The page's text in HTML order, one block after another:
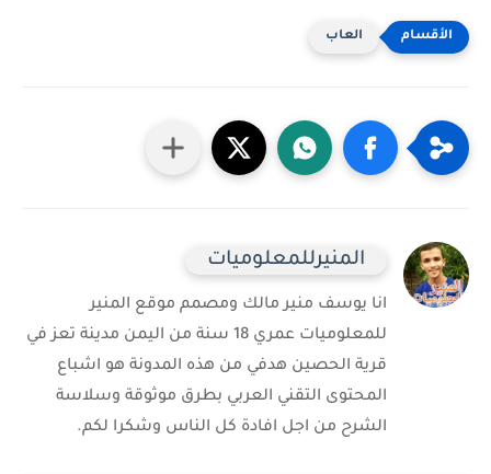
العاب
المنيرللمعلوميات
انا يوسف منير مالك ومصمم موقع المنير
للمعلوميات عمري 18 سنة من اليمن مدينة تعز في
قرية الحصين هدفي من هذه المدونة هو اشباع
المحتوى التقني العربي بطرق موثوقة وسلاسة
الشرح من اجل افادة كل الناس وشكرا لكم.